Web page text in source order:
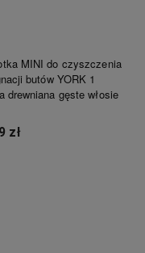
MINI do czyszczenia
butów YORK 1
drewniana gęste włosie
zł